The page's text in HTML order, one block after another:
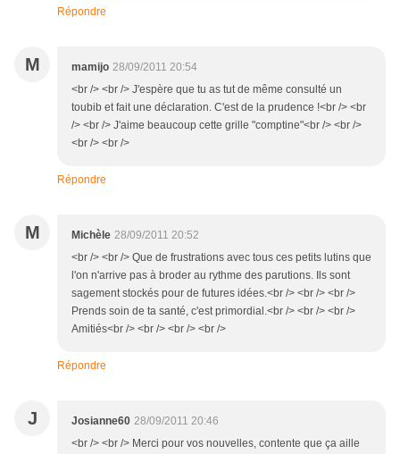
Répondre
M mamijo 28/09/2011 20:54
<br /> <br /> J'espère que tu as tut de même consulté un
toubib et fait une déclaration. C'est de la prudence !<br /> <br
/> <br /> J'aime beaucoup cette grille "comptine"<br /> <br />
<br /> <br />
Répondre
M Michèle 28/09/2011 20:52
<br /> <br /> Que de frustrations avec tous ces petits lutins que
l'on n'arrive pas à broder au rythme des parutions. Ils sont
sagement stockés pour de futures idées.<br /> <br /> <br />
Prends soin de ta santé, c'est primordial.<br /> <br /> <br />
Amitiés<br /> <br /> <br /> <br />
Répondre
J Josianne60 28/09/2011 20:46
<br /> <br /> Merci pour vos nouvelles, contente que ça aille